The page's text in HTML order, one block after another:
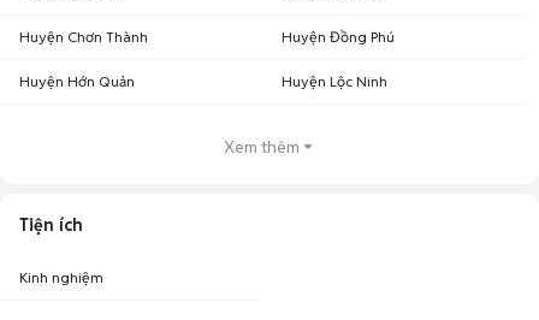
Huyện Chơn Thành Huyện Đồng Phú
Huyện Hớn Quản Huyện Lộc Ninh
Xem thêm
Tiện ích
Kinh nghiệm